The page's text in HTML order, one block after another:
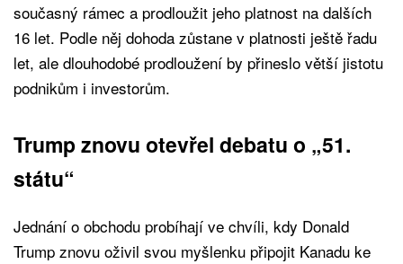
současný rámec a prodloužit jeho platnost na dalších
16 let. Podle něj dohoda zůstane v platnosti ještě řadu
let, ale dlouhodobé prodloužení by přineslo větší jistotu
podnikům i investorům.
Trump znovu otevřel debatu o „51.
státu“
Jednání o obchodu probíhají ve chvíli, kdy Donald
Trump znovu oživil svou myšlenku připojit Kanadu ke